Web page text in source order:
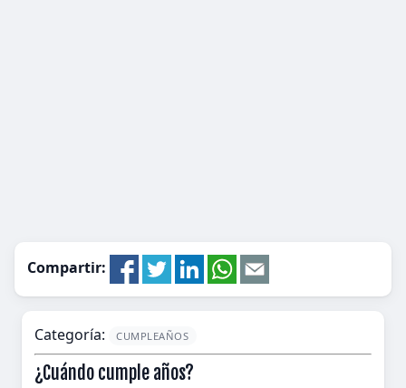
Compartir:
Categoría: CUMPLEAÑOS
¿Cuándo cumple años?